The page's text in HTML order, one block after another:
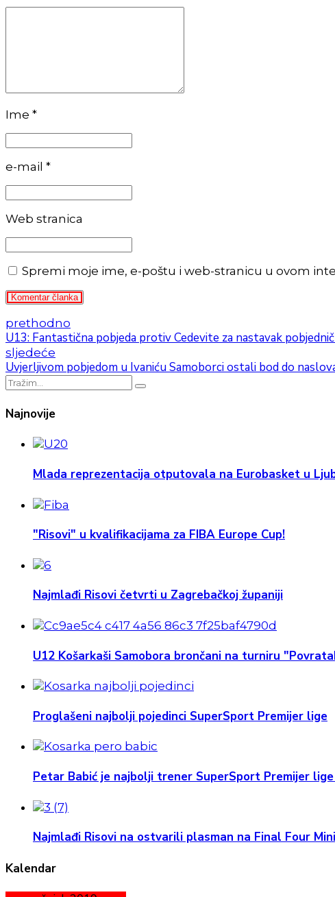
Ime *
e-mail *
Web stranica
Spremi moje ime, e-poštu i web-stranicu u ovom
Komentar članka
prethodno
U13: Fantastična pobjeda protiv Cedevite za nastavak
sljedeće
Uvjerljivom pobjedom u Ivaniću Samoborci ostali bod do
Najnovije
Mlada reprezentacija otputovala na Eurobasket u
"Risovi" u kvalifikacijama za FIBA Europe Cup!
Najmlađi Risovi četvrti u Zagrebačkoj županiji
U12 Košarkaši Samobora brončani na turniru
Proglašeni najbolji pojedinci SuperSport Premijer lige
Petar Babić je najbolji trener SuperSport Premijer
Najmlađi Risovi na ostvarili plasman na Final Four
Kalendar